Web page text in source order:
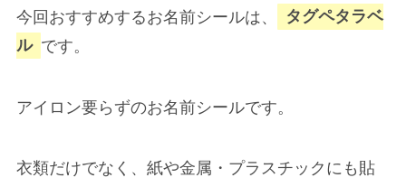
今回おすすめするお名前シールは、
タグペタラベ
ル です。
アイロン要らずのお名前シールです。
衣類だけでなく、紙や金属・プラスチックにも貼